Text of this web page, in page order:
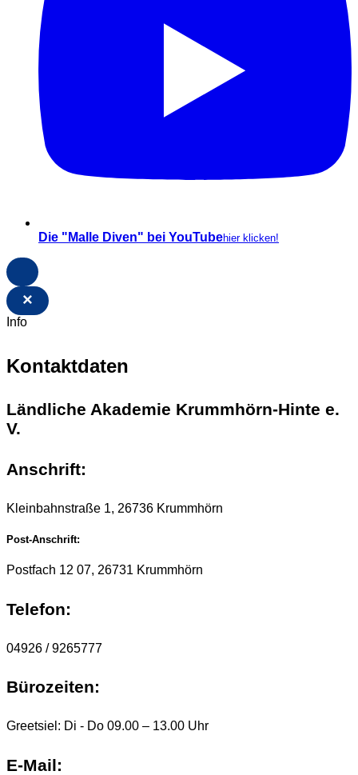
Die "Malle Diven" bei YouTubehier klicken!
×
Info
Kontaktdaten
Ländliche Akademie Krummhörn-Hinte e.
V.
Anschrift:
Kleinbahnstraße 1, 26736 Krummhörn
Post-Anschrift:
Postfach 12 07, 26731 Krummhörn
Telefon:
04926 / 9265777
Bürozeiten:
Greetsiel: Di - Do 09.00 – 13.00 Uhr
E-Mail: